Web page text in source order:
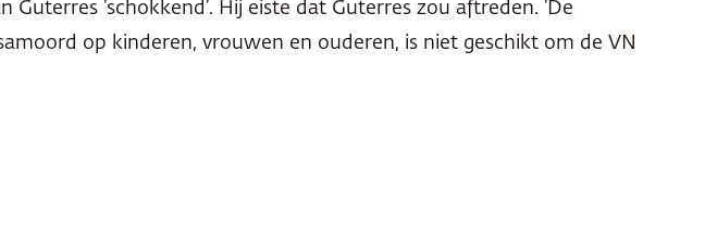
‘schokkend’. Hij eiste dat Guterres zou aftreden. ‘De
op kinderen, vrouwen en ouderen, is niet geschikt om de VN